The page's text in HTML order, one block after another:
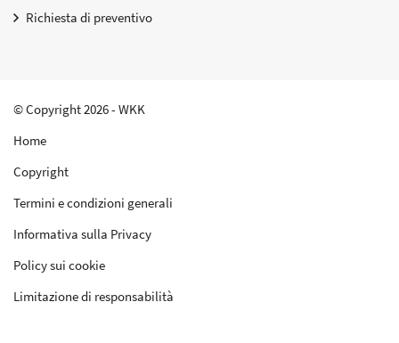
Richiesta di preventivo
© Copyright 2026 - WKK
Home
Copyright
Termini e condizioni generali
Informativa sulla Privacy
Policy sui cookie
Limitazione di responsabilità